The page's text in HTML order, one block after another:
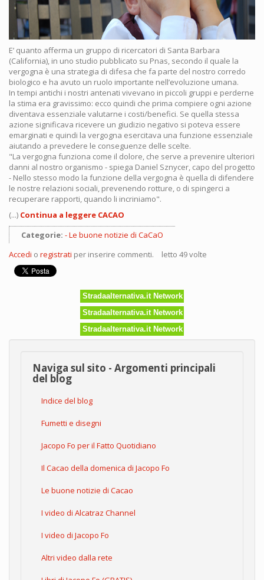
E’ quanto afferma un gruppo di ricercatori di Santa Barbara
(California), in uno studio pubblicato su Pnas, secondo il quale la
vergogna è una strategia di difesa che fa parte del nostro corredo
biologico e ha avuto un ruolo importante nell’evoluzione umana.
In tempi antichi i nostri antenati vivevano in piccoli gruppi e perderne
la stima era gravissimo: ecco quindi che prima compiere ogni azione
diventava essenziale valutarne i costi/benefici. Se quella stessa
azione significava ricevere un giudizio negativo si poteva essere
emarginati e quindi la vergogna esercitava una funzione essenziale
aiutando a prevedere le conseguenze delle scelte.
"La vergogna funziona come il dolore, che serve a prevenire ulteriori
danni al nostro organismo - spiega Daniel Sznycer, capo del progetto
- Nello stesso modo la funzione della vergogna è quella di difendere
le nostre relazioni sociali, prevenendo rotture, o di spingerci a
recuperare rapporti, quando li incriniamo".
(...) Continua a leggere CACAO
Categorie:
Le buone notizie di CaCaO
Accedi o registrati per inserire commenti. letto 49 volte
Stradaalternativa.it Network
Stradaalternativa.it Network
Stradaalternativa.it Network
Naviga sul sito - Argomenti principali
del blog
Indice del blog
Fumetti e disegni
Jacopo Fo per il Fatto Quotidiano
Il Cacao della domenica di Jacopo Fo
Le buone notizie di Cacao
I video di Alcatraz Channel
I video di Jacopo Fo
Altri video dalla rete